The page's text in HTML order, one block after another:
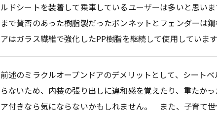
ルドシートを装着して乗車しているユーザーは多いと思い
まで賛否のあった樹脂製だったボンネットとフェンダーは
アはガラス繊維で強化したPP樹脂を継続して使用しています
前述のミラクルオープンドアのデメリットとして、シート
らないため、内装の張り出しに違和感を覚えたり、重たか
ア付きなら気にならないかもしれません。 また、子育て